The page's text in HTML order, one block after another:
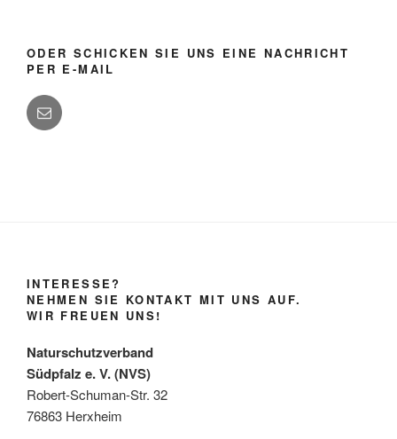
ODER SCHICKEN SIE UNS EINE NACHRICHT
PER E-MAIL
INTERESSE?
NEHMEN SIE KONTAKT MIT UNS AUF.
WIR FREUEN UNS!
Naturschutzverband
Südpfalz e. V. (NVS)
Robert-Schuman-Str. 32
76863 Herxheim